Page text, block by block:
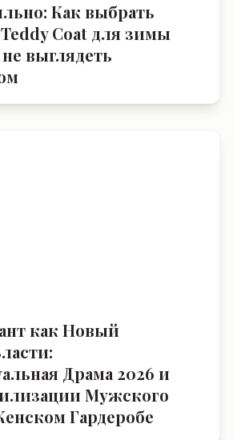
Как выбрать
Coat для зимы
выглядеть
как Новый
Драма 2026 и
Мужского
Гардеробе